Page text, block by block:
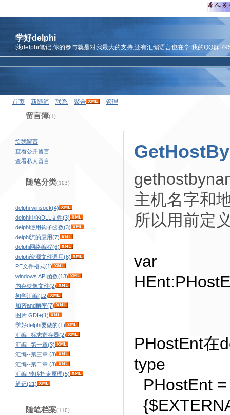
学好delphi
我delphi笔记,你的参与就是对我最大的支持,还有汇编语言也在学 我的QQ群
首页 新随笔 联系 聚合 管理
留言簿(1)
给我留言
查看公开留言
查看私人留言
随笔分类(103)
delphi winsock(4)
delphi中的DLL文件(3)
delphi使用钩子函数(3)
delphi流的应用(7)
delphi网络编程(6)
delphi资源文件调用(6)
PE文件格式(1)
windows API函数(13)
内存映像文件(2)
初学汇编(12)
加密and解密(7)
图片 GDI+(1)
学好delphi要做的(1)
汇编--标志寄存器(2)
汇编--第一章(3)
汇编--第三章 (3)
汇编--第二章 (3)
汇编-转移指令原理(5)
笔记(21)
随笔档案(110)
主机名字和
所以用前定
var
PHostEnt在
type
PHostEnt